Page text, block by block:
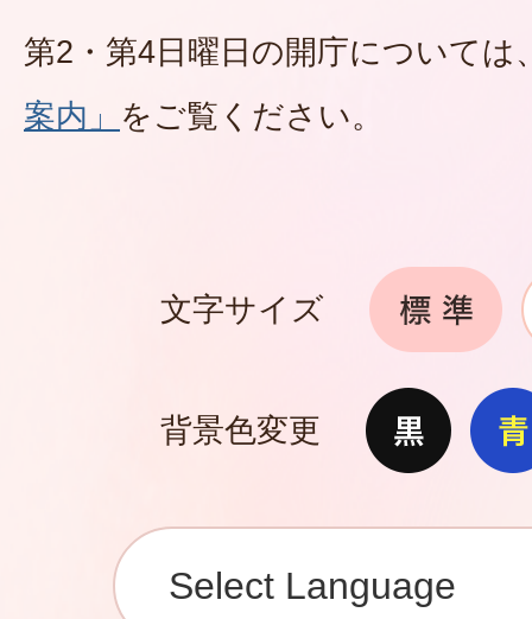
第2・第4日曜日の開庁については
案内」 をご覧ください。
文字サイズ
背景色変更